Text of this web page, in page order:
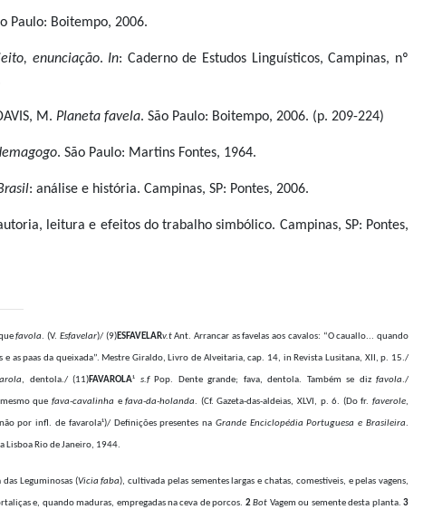
Paulo: Boitempo, 2006.
enunciação. In: Caderno de Estudos Linguísticos, Campinas, nº
M. Planeta favela. São Paulo: Boitempo, 2006. (p. 209-224)
. São Paulo: Martins Fontes, 1964.
: análise e história. Campinas, SP: Pontes, 2006.
leitura e efeitos do trabalho simbólico. Campinas, SP: Pontes,
favola. (V. Esfavelar)/ (9)ESFAVELARv.tAnt. Arrancar as favelas aos cavalos: “O cauallo... quando
e as paas da queixada”. Mestre Giraldo, Livro de Alveitaria, cap. 14, in Revista Lusitana, XII, p. 15./
, dentola./ (11)FAVAROLA¹ s.fPop. Dente grande; fava, dentola. Também se dizfavola./
que fava-cavalinha efava-da-holanda. (Cf. Gazeta-das-aldeias, XLVI, p. 6. (Do fr.faverole,
por infl. de favarola¹)/ Definições presentes na Grande Enciclopédia Portuguesa e Brasileira.
Rio de Janeiro, 1944.
Leguminosas (Vicia faba), cultivada pelas sementes largas e chatas, comestíveis, e pelas vagens,
e, quando maduras, empregadas na ceva de porcos. 2Bot Vagem ou semente desta planta. 3